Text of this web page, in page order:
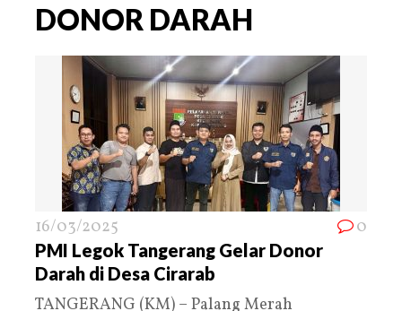
DONOR DARAH
16/03/2025 0
PMI Legok Tangerang Gelar Donor
Darah di Desa Cirarab
TANGERANG (KM) – Palang Merah